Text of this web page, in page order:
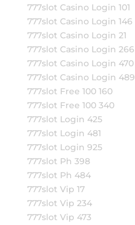
777slot Casino Login 101
777slot Casino Login 146
777slot Casino Login 21
777slot Casino Login 266
777slot Casino Login 470
777slot Casino Login 489
777slot Free 100 160
777slot Free 100 340
777slot Login 425
777slot Login 481
777slot Login 925
777slot Ph 398
777slot Ph 484
777slot Vip 17
777slot Vip 234
777slot Vip 473